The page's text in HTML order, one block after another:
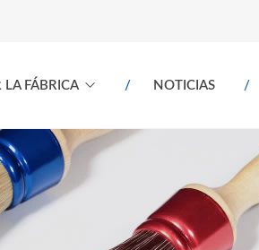
LA FÁBRICA NOTICIAS